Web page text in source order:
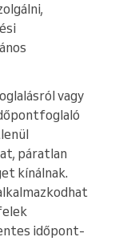
vagy
páratlan
kínálnak.
időpont-